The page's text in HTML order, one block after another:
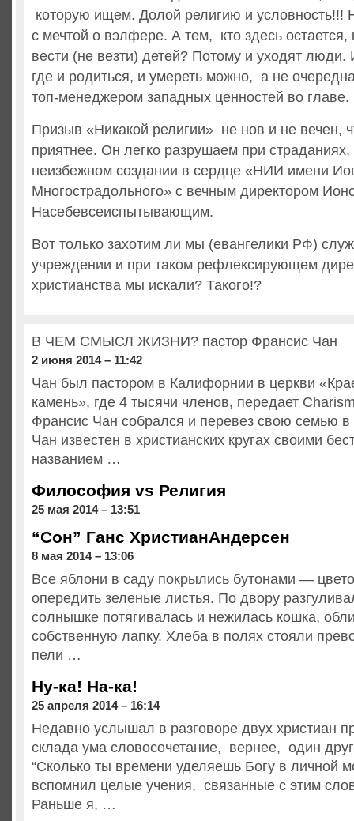
которую ищем. Долой религию и условность!!!
с мечтой о вэлфере. А тем, кто здесь остается,
вести (не везти) детей? Потому и уходят
где и родиться, и умереть можно, а не
топ-менеджером западных ценностей во главе.
Призыв «Никакой религии» не нов и не вечен,
приятнее. Он легко разрушаем при
неизбежном создании в сердце «НИИ имени
Многострадольного» с вечным директором
Насебевсеиспытывающим.
Вот только захотим ли мы (евангелики РФ)
учреждении и при таком рефлексирующем
христианства мы искали? Такого!?
В ЧЕМ СМЫСЛ ЖИЗНИ? пастор Франсис Чан
2 июня 2014 – 11:42
Чан был пастором в Калифорнии в церкви
камень», где 4 тысячи членов, передает
Франсис Чан собрался и перевез свою семью
Чан известен в христианских кругах своими
названием …
Философия vs Религия
25 мая 2014 – 13:51
“Сон” Ганс ХристианАндерсен
8 мая 2014 – 13:06
Все яблони в саду покрылись бутонами —
опередить зеленые листья. По двору
солнышке потягивалась и нежилась кошка,
собственную лапку. Хлеба в полях стояли
пели …
Ну-ка! На-ка!
25 апреля 2014 – 16:14
Недавно услышал в разговоре двух христиан
склада ума словосочетание, вернее, один
“Сколько ты времени уделяешь Богу в личной
вспомнил целые учения, связанные с этим
Раньше я, …